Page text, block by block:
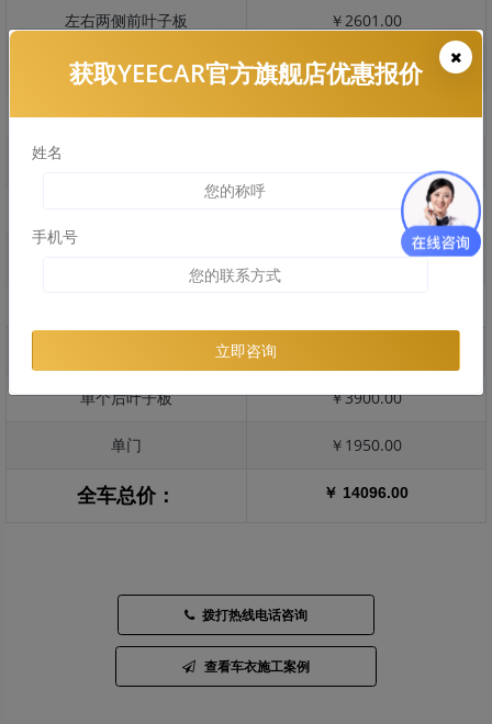
左右两侧前叶子板 ￥2601.00
反光镜 ￥520.00
后保险杠 ￥1609.00
￥1856.00
单个后叶子板 ￥3900.00
单门 ￥1950.00
全车总价： ￥ 14096.00
拨打热线电话咨询
查看车衣施工案例
获取YEECAR官方旗舰店优惠报价
姓名
手机号
立即咨询